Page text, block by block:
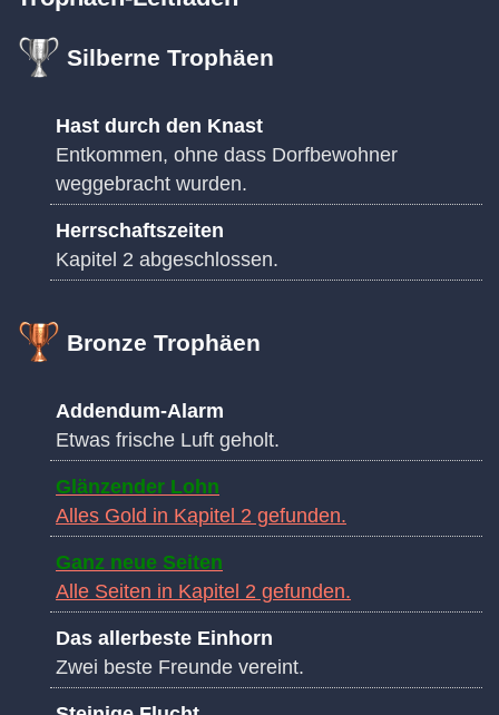
Silberne Trophäen
Hast durch den Knast
Entkommen, ohne dass Dorfbewohner
weggebracht wurden.
Herrschaftszeiten
Kapitel 2 abgeschlossen.
Bronze Trophäen
Addendum-Alarm
Etwas frische Luft geholt.
Glänzender Lohn
Alles Gold in Kapitel 2 gefunden.
Ganz neue Seiten
Alle Seiten in Kapitel 2 gefunden.
Das allerbeste Einhorn
Zwei beste Freunde vereint.